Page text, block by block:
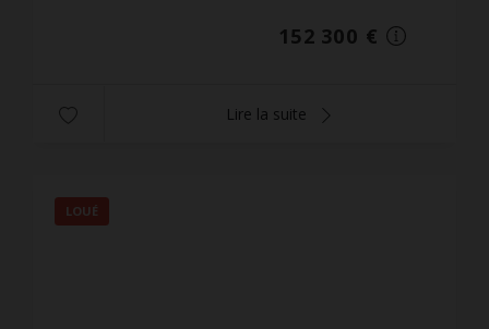
152 300 €
Lire la suite
LOUÉ